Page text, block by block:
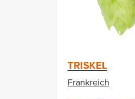
TRISKEL
Frankreich